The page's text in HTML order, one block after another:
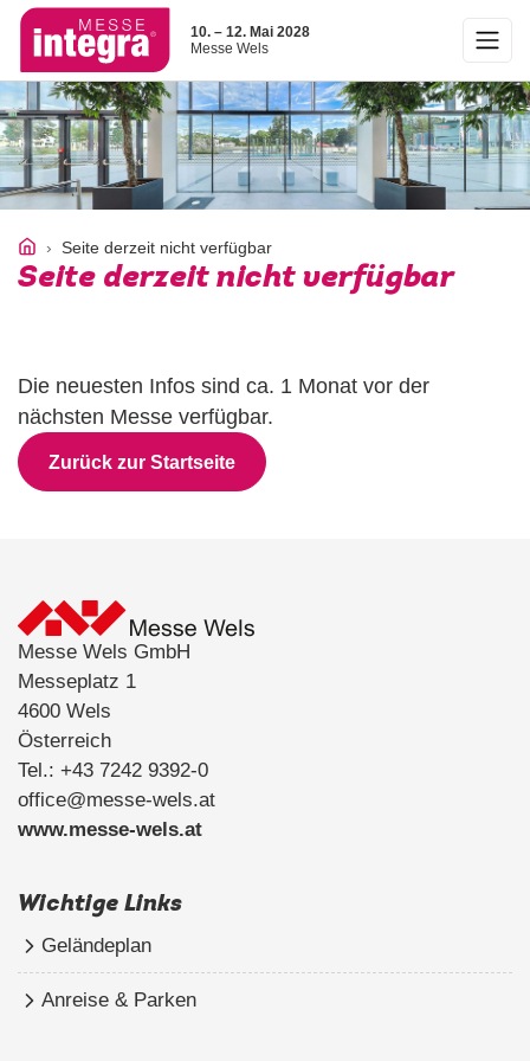
10. – 12. Mai 2028
Messe Wels
Seite derzeit nicht verfügbar
Seite derzeit nicht verfügbar
Die neuesten Infos sind ca. 1 Monat vor der
nächsten Messe verfügbar.
Zurück zur Startseite
Messe Wels GmbH
Messeplatz 1
4600 Wels
Österreich
Tel.: +43 7242 9392-0
office@messe-wels.at
www.messe-wels.at
Wichtige Links
Geländeplan
Anreise & Parken